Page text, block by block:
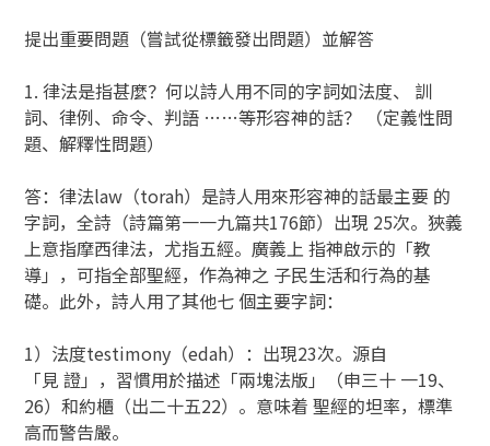
提出重要問題（嘗試從標籤發出問題）並解答
1. 律法是指甚麼？何以詩人用不同的字詞如法度、 訓
詞、律例、命令、判語 ……等形容神的話？ （定義性問
題、解釋性問題）
答：律法law（torah）是詩人用來形容神的話最主要 的
字詞，全詩（詩篇第一一九篇共176節）出現 25次。狹義
上意指摩西律法，尤指五經。廣義上 指神啟示的「教
導」，可指全部聖經，作為神之 子民生活和行為的基
礎。此外，詩人用了其他七 個主要字詞：
1）法度testimony（edah）：出現23次。源自
「見 證」，習慣用於描述「兩塊法版」（申三十 一19、
26）和約櫃（出二十五22）。意味着 聖經的坦率，標準
高而警告嚴。